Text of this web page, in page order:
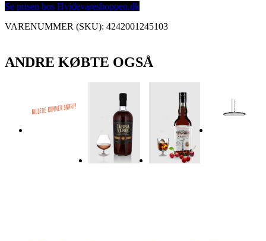
Se prisen hos Hvidevareshoppen.dk
VARENUMMER (SKU): 4242001245103
ANDRE KØBTE OGSÅ